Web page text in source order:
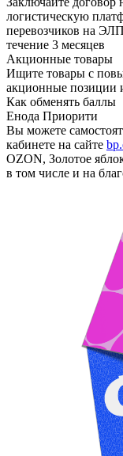
логистическую
перевозчиков на
течение 3 месяцев
Акционные товары
Ищите товары с
акционные позиции
Как обменять баллы
Енода Приорити
Вы можете
кабинете на сайте
OZON, Золотое
в том числе и на